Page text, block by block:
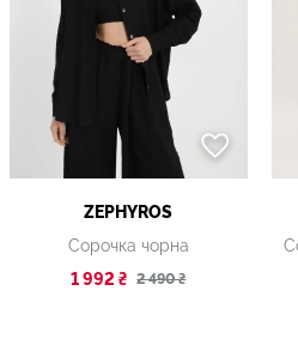
ZEPHYROS
Сорочка чорна
1 992 ₴ 2 490 ₴